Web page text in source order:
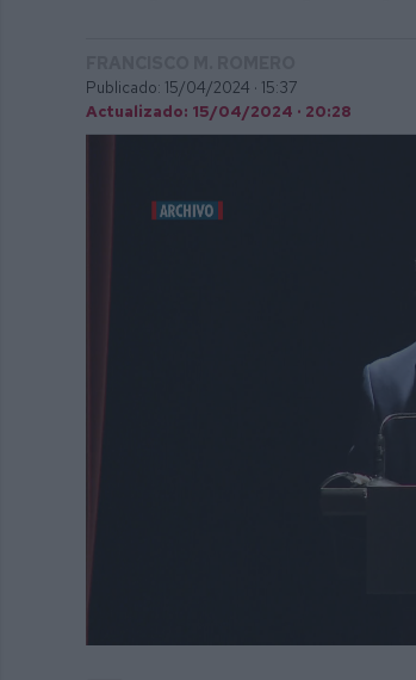
Publicado: 15/04/2024 · 15:37
Actualizado: 15/04/2024 · 20:28